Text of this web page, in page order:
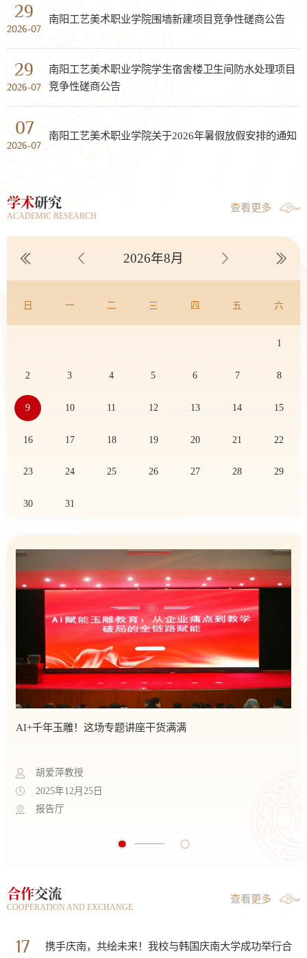
29
2026-07
南阳工艺美术职业学院围墙新建项目竞争性磋商公告
29
2026-07
南阳工艺美术职业学院学生宿舍楼卫生间防水处理项目
竞争性磋商公告
07
2026-07
南阳工艺美术职业学院关于2026年暑假放假安排的通知
学术研究
ACADEMIC RESEARCH
查看更多
2026年8月
日 一 二 三 四 五 六
1
2 3 4 5 6 7 8
9 10 11 12 13 14 15
16 17 18 19 20 21 22
23 24 25 26 27 28 29
30 31
AI+千年玉雕！这场专题讲座干货满满
胡爱萍教授
2025年12月25日
报告厅
合作交流
COOPERATION AND EXCHANGE
查看更多
17
携手庆南，共绘未来！我校与韩国庆南大学成功举行合